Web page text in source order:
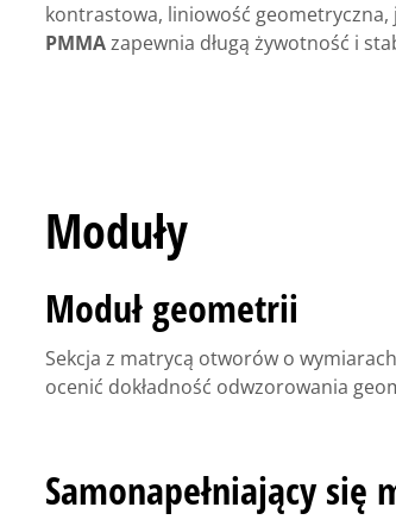
kontrastowa, liniowość
PMMAzapewnia długą żywotność i
Moduły
Moduł geometrii
Sekcja z matrycą otworów o
ocenić dokładność odwzorowania
Samonapełniający się